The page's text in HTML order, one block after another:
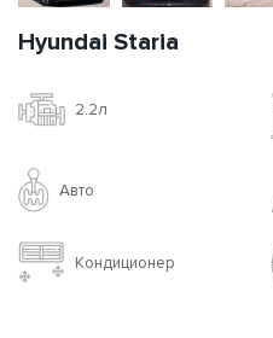
Hyundai Staria
2.2л
Авто
Кондиционер